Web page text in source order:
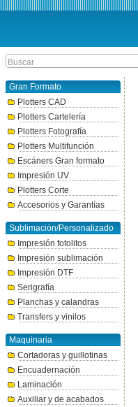
Gran Formato
Plotters CAD
Plotters Cartelería
Plotters Fotografía
Plotters Multifunción
Escáners Gran formato
Impresión UV
Plotters Corte
Accesorios y Garantías
Sublimación/Personalizado
Impresión fotolitos
Impresión sublimación
Impresión DTF
Serigrafía
Planchas y calandras
Transfers y vinilos
Maquinaria
Cortadoras y guillotinas
Encuadernación
Laminación
Auxiliar y de acabados